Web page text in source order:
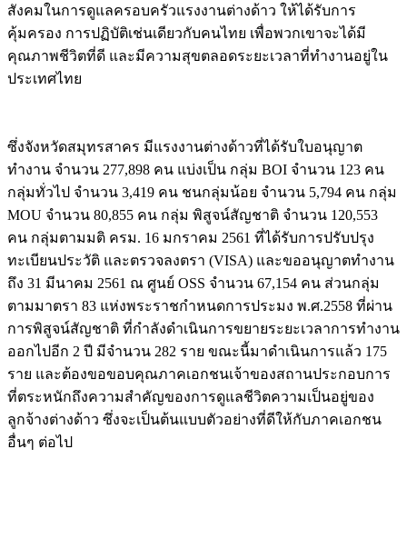
สังคมในการดูแลครอบครัวแรงงานต่างด้าว ให้ได้รับการ
คุ้มครอง การปฏิบัติเช่นเดียวกับคนไทย เพื่อพวกเขาจะได้มี
คุณภาพชีวิตที่ดี และมีความสุขตลอดระยะเวลาที่ทำงานอยู่ใน
ประเทศไทย
ซึ่งจังหวัดสมุทรสาคร มีแรงงานต่างด้าวที่ได้รับใบอนุญาต
ทำงาน จำนวน 277,898 คน แบ่งเป็น กลุ่ม BOI จำนวน 123 คน
กลุ่มทั่วไป จำนวน 3,419 คน ชนกลุ่มน้อย จำนวน 5,794 คน กลุ่ม
MOU จำนวน 80,855 คน กลุ่ม พิสูจน์สัญชาติ จำนวน 120,553
คน กลุ่มตามมติ ครม. 16 มกราคม 2561 ที่ได้รับการปรับปรุง
ทะเบียนประวัติ และตรวจลงตรา (VISA) และขออนุญาตทำงาน
ถึง 31 มีนาคม 2561 ณ ศูนย์ OSS จำนวน 67,154 คน ส่วนกลุ่ม
ตามมาตรา 83 แห่งพระราชกำหนดการประมง พ.ศ.2558 ที่ผ่าน
การพิสูจน์สัญชาติ ที่กำลังดำเนินการขยายระยะเวลาการทำงาน
ออกไปอีก 2 ปี มีจำนวน 282 ราย ขณะนี้มาดำเนินการแล้ว 175
ราย และต้องขอขอบคุณภาคเอกชนเจ้าของสถานประกอบการ
ที่ตระหนักถึงความสำคัญของการดูแลชีวิตความเป็นอยู่ของ
ลูกจ้างต่างด้าว ซึ่งจะเป็นต้นแบบตัวอย่างที่ดีให้กับภาคเอกชน
อื่นๆ ต่อไป